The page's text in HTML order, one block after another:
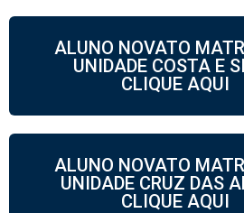
ALUNO NOVATO
UNIDADE COSTA E
CLIQUE AQUI
ALUNO NOVATO
UNIDADE CRUZ DAS
CLIQUE AQUI